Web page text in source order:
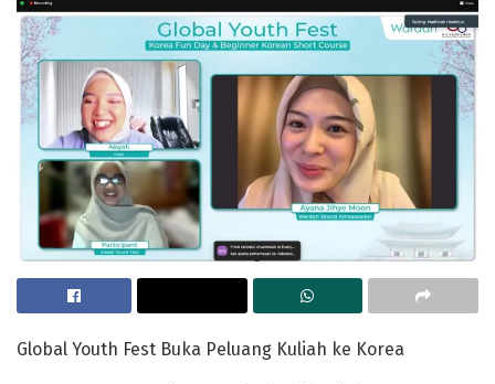
Global Youth Fest Buka Peluang Kuliah ke Korea